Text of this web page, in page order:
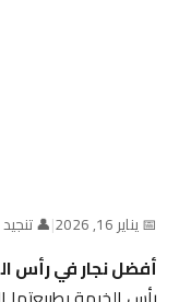
📅 يناير 16, 2026 |👤 تنجيد
أفضل نجار في رأس